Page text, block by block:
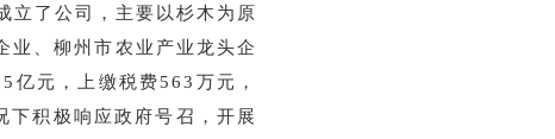
立了公司，主要以杉木为原
业、柳州市农业产业龙头企
元，上缴税费563万元，
下积极响应政府号召，开展